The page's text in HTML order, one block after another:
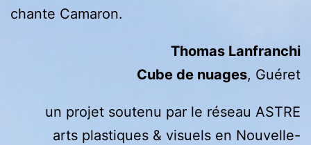
chante Camaron.
Thomas Lanfranchi
Cube de nuages, Guéret
un projet soutenu par le réseau ASTRE
arts plastiques & visuels en Nouvelle-